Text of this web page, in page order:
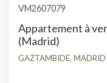
VM2607079
Appartement à
(Madrid)
GAZTAMBIDE, MADRID